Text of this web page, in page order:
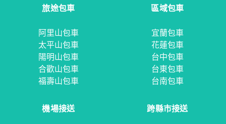
旅途包車
阿里山包車
太平山包車
陽明山包車
合歡山包車
福壽山包車
區域包車
宜蘭包車
花蓮包車
台中包車
台東包車
台南包車
機場接送 跨縣市接送